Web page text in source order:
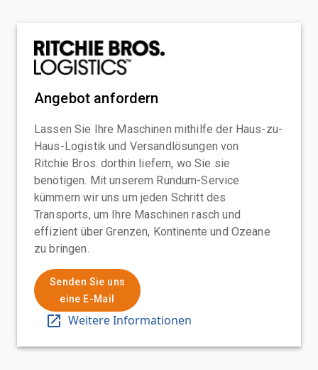
Angebot anfordern
Lassen Sie Ihre Maschinen mithilfe der Haus-zu-
Haus-Logistik und Versandlösungen von
Ritchie Bros. dorthin liefern, wo Sie sie
benötigen. Mit unserem Rundum-Service
kümmern wir uns um jeden Schritt des
Transports, um Ihre Maschinen rasch und
effizient über Grenzen, Kontinente und Ozeane
zu bringen.
Senden Sie uns
eine E-Mail
Weitere Informationen